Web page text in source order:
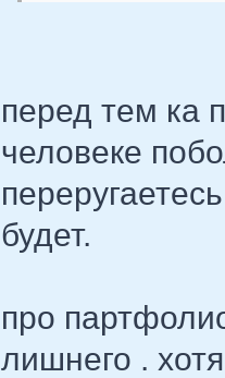
перед тем ка
человеке
будет.
про
лишнего .